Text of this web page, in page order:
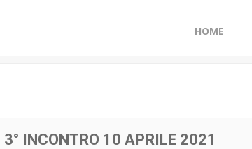
HOME
3° INCONTRO 10 APRILE 2021